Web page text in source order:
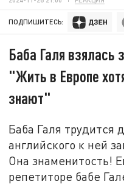
ПОДПИШИТЕСЬ:
Баба Галя взялась
"Жить в Европе
знают"
Баба Галя трудится
английского к ней
Она знаменитость!
репетиторе бабе